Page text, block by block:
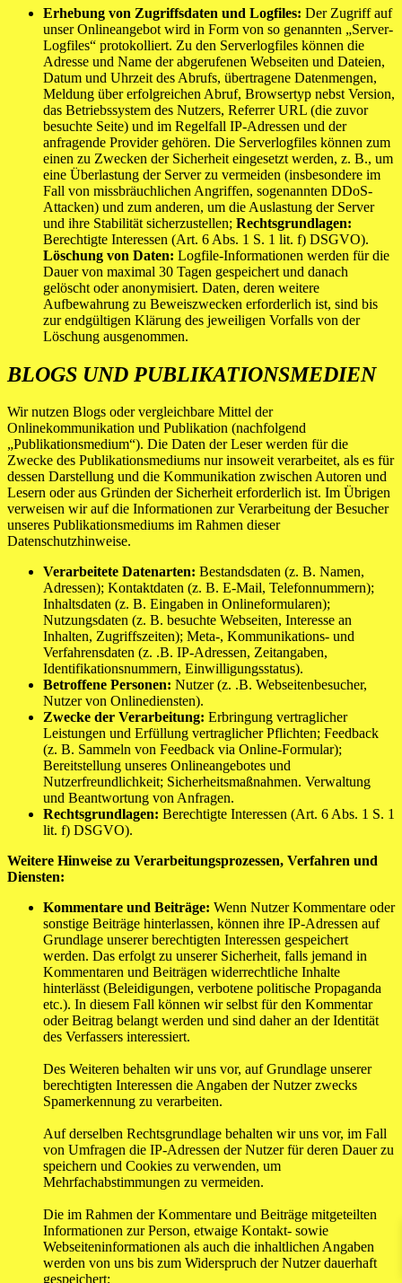
Erhebung von Zugriffsdaten und Logfiles: Der Zugriff auf
unser Onlineangebot wird in Form von so genannten „Server-
Logfiles“ protokolliert. Zu den Serverlogfiles können die
Adresse und Name der abgerufenen Webseiten und Dateien,
Datum und Uhrzeit des Abrufs, übertragene Datenmengen,
Meldung über erfolgreichen Abruf, Browsertyp nebst Version,
das Betriebssystem des Nutzers, Referrer URL (die zuvor
besuchte Seite) und im Regelfall IP-Adressen und der
anfragende Provider gehören. Die Serverlogfiles können zum
einen zu Zwecken der Sicherheit eingesetzt werden, z. B., um
eine Überlastung der Server zu vermeiden (insbesondere im
Fall von missbräuchlichen Angriffen, sogenannten DDoS-
Attacken) und zum anderen, um die Auslastung der Server
und ihre Stabilität sicherzustellen; Rechtsgrundlagen:
Berechtigte Interessen (Art. 6 Abs. 1 S. 1 lit. f) DSGVO).
Löschung von Daten: Logfile-Informationen werden für die
Dauer von maximal 30 Tagen gespeichert und danach
gelöscht oder anonymisiert. Daten, deren weitere
Aufbewahrung zu Beweiszwecken erforderlich ist, sind bis
zur endgültigen Klärung des jeweiligen Vorfalls von der
Löschung ausgenommen.
BLOGS UND PUBLIKATIONSMEDIEN
Wir nutzen Blogs oder vergleichbare Mittel der
Onlinekommunikation und Publikation (nachfolgend
„Publikationsmedium“). Die Daten der Leser werden für die
Zwecke des Publikationsmediums nur insoweit verarbeitet, als es für
dessen Darstellung und die Kommunikation zwischen Autoren und
Lesern oder aus Gründen der Sicherheit erforderlich ist. Im Übrigen
verweisen wir auf die Informationen zur Verarbeitung der Besucher
unseres Publikationsmediums im Rahmen dieser
Datenschutzhinweise.
Verarbeitete Datenarten: Bestandsdaten (z. B. Namen,
Adressen); Kontaktdaten (z. B. E-Mail, Telefonnummern);
Inhaltsdaten (z. B. Eingaben in Onlineformularen);
Nutzungsdaten (z. B. besuchte Webseiten, Interesse an
Inhalten, Zugriffszeiten); Meta-, Kommunikations- und
Verfahrensdaten (z. .B. IP-Adressen, Zeitangaben,
Identifikationsnummern, Einwilligungsstatus).
Betroffene Personen: Nutzer (z. .B. Webseitenbesucher,
Nutzer von Onlinediensten).
Zwecke der Verarbeitung: Erbringung vertraglicher
Leistungen und Erfüllung vertraglicher Pflichten; Feedback
(z. B. Sammeln von Feedback via Online-Formular);
Bereitstellung unseres Onlineangebotes und
Nutzerfreundlichkeit; Sicherheitsmaßnahmen. Verwaltung
und Beantwortung von Anfragen.
Rechtsgrundlagen: Berechtigte Interessen (Art. 6 Abs. 1 S. 1
lit. f) DSGVO).
Weitere Hinweise zu Verarbeitungsprozessen, Verfahren und
Diensten:
Kommentare und Beiträge: Wenn Nutzer Kommentare oder
sonstige Beiträge hinterlassen, können ihre IP-Adressen auf
Grundlage unserer berechtigten Interessen gespeichert
werden. Das erfolgt zu unserer Sicherheit, falls jemand in
Kommentaren und Beiträgen widerrechtliche Inhalte
hinterlässt (Beleidigungen, verbotene politische Propaganda
etc.). In diesem Fall können wir selbst für den Kommentar
oder Beitrag belangt werden und sind daher an der Identität
des Verfassers interessiert.
Des Weiteren behalten wir uns vor, auf Grundlage unserer
berechtigten Interessen die Angaben der Nutzer zwecks
Spamerkennung zu verarbeiten.
Auf derselben Rechtsgrundlage behalten wir uns vor, im Fall
von Umfragen die IP-Adressen der Nutzer für deren Dauer zu
speichern und Cookies zu verwenden, um
Mehrfachabstimmungen zu vermeiden.
Die im Rahmen der Kommentare und Beiträge mitgeteilten
Informationen zur Person, etwaige Kontakt- sowie
Webseiteninformationen als auch die inhaltlichen Angaben
werden von uns bis zum Widerspruch der Nutzer dauerhaft
gespeichert;